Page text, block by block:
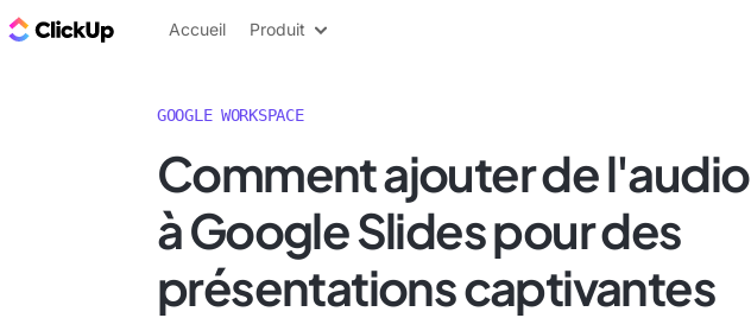
ClickUp Blog
Accueil Produit
GOOGLE WORKSPACE
Comment ajouter de l'audio
à Google Slides pour des
présentations captivantes